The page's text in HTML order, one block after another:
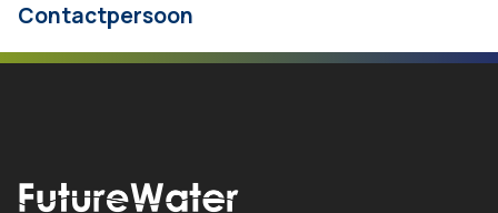
Contactpersoon